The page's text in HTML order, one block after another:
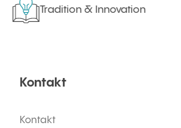
Tradition & Innovation
Kontakt
Kontakt